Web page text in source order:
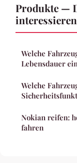
Produkte —
interessieren
Welche
Lebensdauer
Welche
Nokian reifen:
fahren